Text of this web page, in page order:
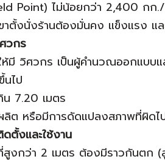
Point) ไม่น้อยกว่า 2,400 กก
ตั้งนั่งร้านต้องมั่นคง แข็งแรง แล
วกร
มี วิศวกร เป็นผู้คำนวณออกแบบ
ไป
น 7.20 เมตร
ลิต หรือมีการดัดแปลงสภาพที่ผิดไ
ตั้งและใช้งาน
งกว่า 2 เมตร ต้องมีราวกันตก